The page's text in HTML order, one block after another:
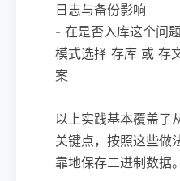
日志与备份影响
- 在是否入库这个问
模式选择 存库 或 存
案
以上实践基本覆盖了
关键点，按照这些做
靠地保存二进制数据。